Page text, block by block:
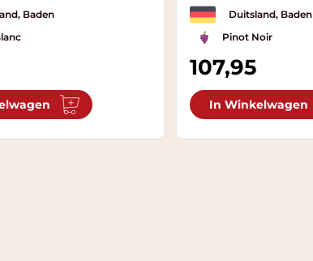
Baden
Duitsland, Baden
Pinot Noir
107,95
In Winkelwagen